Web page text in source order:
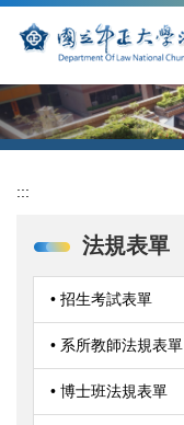
到
要
內
容
區
:::
法規表單
• 招生考試表單
• 系所教師法規表單
• 博士班法規表單